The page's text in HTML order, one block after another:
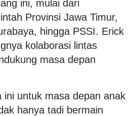
ini, mulai dari
Provinsi Jawa Timur,
hingga PSSI. Erick
kolaborasi lintas
masa depan
ini untuk masa depan anak
hanya tadi bermain